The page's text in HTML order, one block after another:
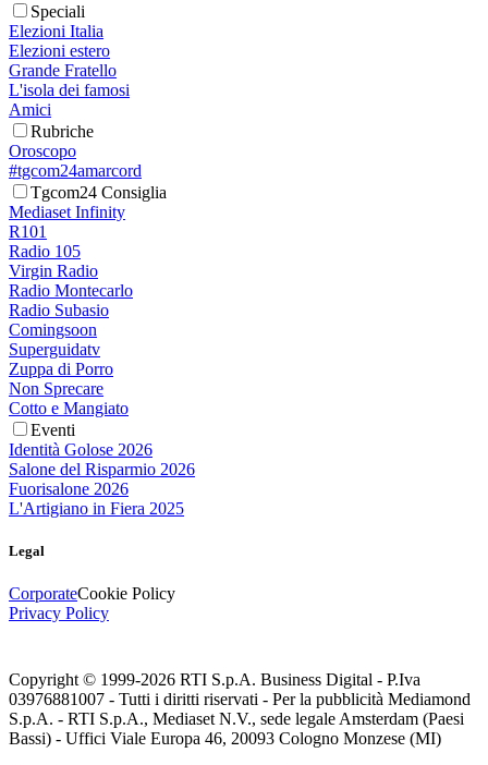
Speciali
Elezioni Italia
Elezioni estero
Grande Fratello
L'isola dei famosi
Amici
Rubriche
Oroscopo
#tgcom24amarcord
Tgcom24 Consiglia
Mediaset Infinity
R101
Radio 105
Virgin Radio
Radio Montecarlo
Radio Subasio
Comingsoon
Superguidatv
Zuppa di Porro
Non Sprecare
Cotto e Mangiato
Eventi
Identità Golose 2026
Salone del Risparmio 2026
Fuorisalone 2026
L'Artigiano in Fiera 2025
Legal
CorporateCookie Policy
Privacy Policy
Copyright © 1999-2026 RTI S.p.A. Business Digital - P.Iva
03976881007 - Tutti i diritti riservati - Per la pubblicità Mediamond
S.p.A. - RTI S.p.A., Mediaset N.V., sede legale Amsterdam (Paesi
Bassi) - Uffici Viale Europa 46, 20093 Cologno Monzese (MI)